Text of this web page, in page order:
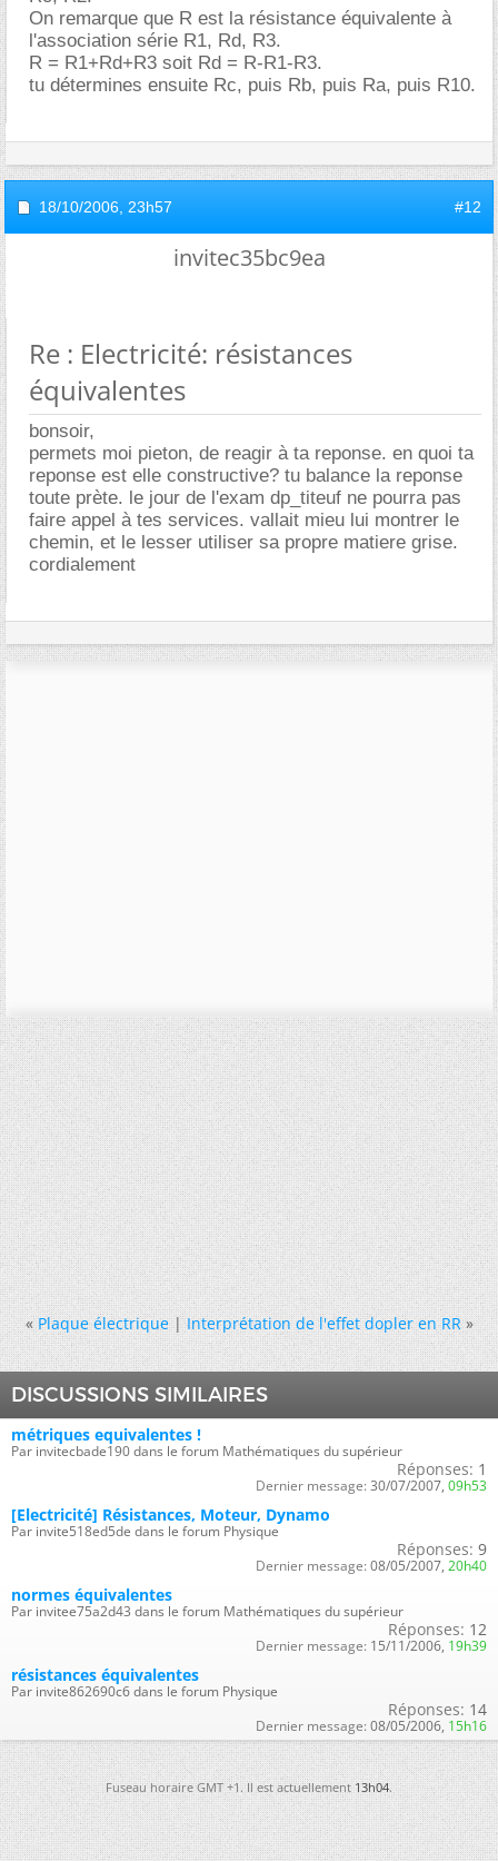
On remarque que R est la résistance équivalente à
l'association série R1, Rd, R3.
R = R1+Rd+R3 soit Rd = R-R1-R3.
tu détermines ensuite Rc, puis Rb, puis Ra, puis R10.
18/10/2006, 23h57 #12
invitec35bc9ea
Re : Electricité: résistances
équivalentes
bonsoir,
permets moi pieton, de reagir à ta reponse. en quoi ta
reponse est elle constructive? tu balance la reponse
toute prète. le jour de l'exam dp_titeuf ne pourra pas
faire appel à tes services. vallait mieu lui montrer le
chemin, et le lesser utiliser sa propre matiere grise.
cordialement
« Plaque électrique|Interprétation de l'effet dopler en RR »
DISCUSSIONS SIMILAIRES
métriques equivalentes !
Par invitecbade190 dans le forum Mathématiques du supérieur
Réponses: 1
Dernier message: 30/07/2007, 09h53
[Electricité] Résistances, Moteur, Dynamo
Par invite518ed5de dans le forum Physique
Réponses: 9
Dernier message: 08/05/2007, 20h40
normes équivalentes
Par invitee75a2d43 dans le forum Mathématiques du supérieur
Réponses: 12
Dernier message: 15/11/2006, 19h39
résistances équivalentes
Par invite862690c6 dans le forum Physique
Réponses: 14
Dernier message: 08/05/2006, 15h16
Fuseau horaire GMT +1. Il est actuellement13h04.